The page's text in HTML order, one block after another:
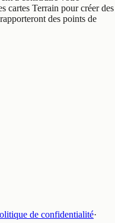
cartes Terrain pour créer des
des points de
de confidentialité·